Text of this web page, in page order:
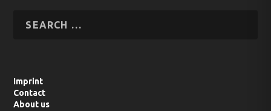
Imprint
Contact
About us